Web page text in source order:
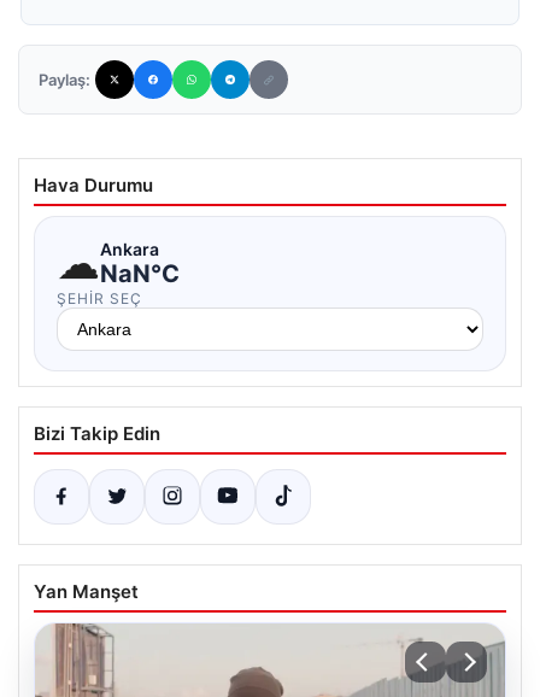
Paylaş:
Hava Durumu
☁Ankara
NaN°C
ŞEHIR SEÇ
Bizi Takip Edin
Yan Manşet